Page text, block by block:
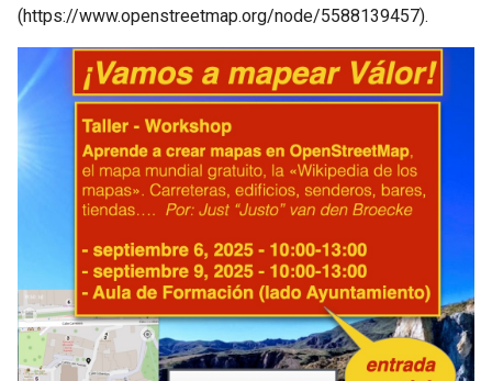
(https://www.openstreetmap.org/node/5588139457).